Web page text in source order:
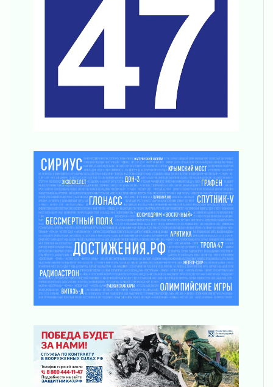
Ладожский мост полностью закроют на два
03 августа 2026
Музеи Ленобласти обновляют пространства
03 августа 2026
Новая площадка: 2027
Часть медиков в Ленобласти сможет
За сутки в Ленинградской области
ликвидировали 10 пожаров
03 августа 2026
Клюква наливается, но в корзинку пока не
просится
03 августа 2026
Строительные компании Ленобласти
подняли зарплаты почти на 40% за год
03 августа 2026
Шесть новых жизней в честь дня рождения
Ленинградской области
03 августа 2026
Уроки безопасности для детей и взрослых
03 августа 2026
Ленобласть отмечает День Воздушно-
десантных войск
02 августа 2026